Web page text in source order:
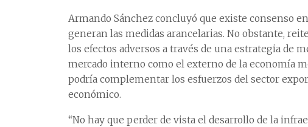
Armando Sánchez concluyó que existe consenso
generan las medidas arancelarias. No obstante,
los efectos adversos a través de una estrategia de
mercado interno como el externo de la economía
podría complementar los esfuerzos del sector
económico.
“No hay que perder de vista el desarrollo de la